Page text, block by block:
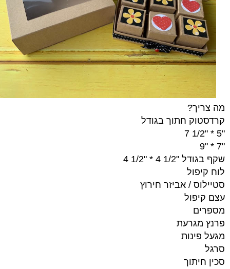
מה צריך?
קרדסטוק חתוך בגודל
"5 * "1/2 7
"7 * "9
שקף בגודל "1/2 4 * "1/2 4
לוח קיפול
סטיילוס / אביזר חירוץ
עצם קיפול
מספרים
פרנץ מגרעת
מגעל פינות
סרגל
סכין חיתוך